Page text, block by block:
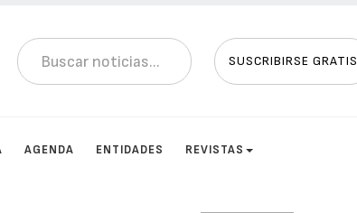
SUSCRIBIRSE GRATIS
AGENDA ENTIDADES REVISTAS